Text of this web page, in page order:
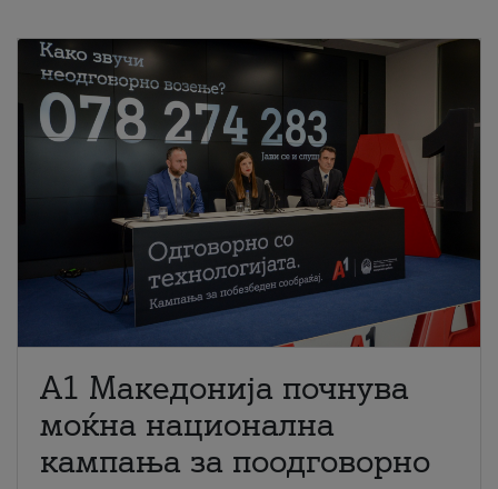
A1 Македонија почнува
моќна национална
кампања за поодговорно